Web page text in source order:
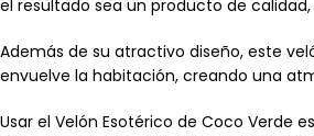
el resultado sea un producto de
Además de su atractivo diseño, este
envuelve la habitación, creando una
Usar el Velón Esotérico de Coco Verde